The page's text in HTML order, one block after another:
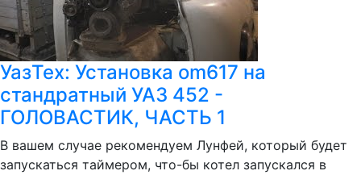
УазТех: Установка om617 на
стандратный УАЗ 452 -
ГОЛОВАСТИК, ЧАСТЬ 1
В вашем случае рекомендуем Лунфей, который будет
запускаться таймером, что-бы котел запускался в